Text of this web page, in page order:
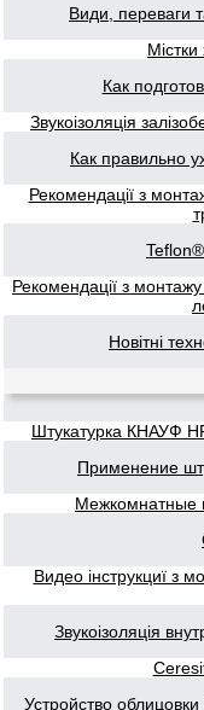
Види, переваги
Как
Звукоізоляція
Как правильно
Рекомендації з
Рекомендації з монтажу
Новітні
Штукатурка КНАУФ
Применение
Межкомнатные
Видео інструкциї з
Звукоізоляція
Устройство